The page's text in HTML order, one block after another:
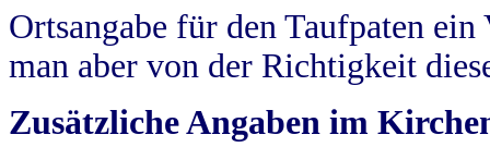
Ortsangabe für den Taufpaten
man aber von der Richtigkeit
Zusätzliche Angaben im